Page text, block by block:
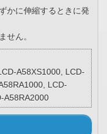
かに伸縮するときに発
せん。
A58XS1000, LCD-
LCD-
A58RA2000